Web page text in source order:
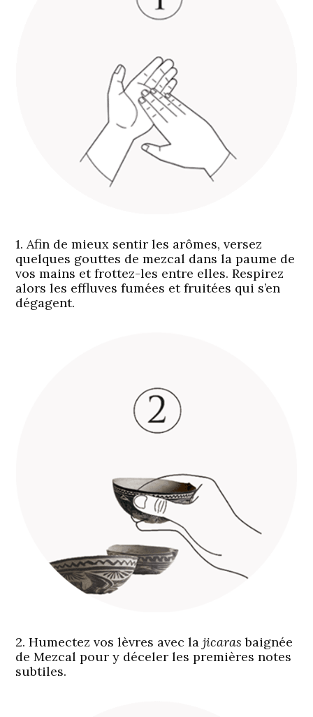
1. Afin de mieux sentir les arômes, versez
quelques gouttes de mezcal dans la paume de
vos mains et frottez-les entre elles. Respirez
alors les effluves fumées et fruitées qui s’en
dégagent.
2. Humectez vos lèvres avec lajicaras baignée
de Mezcal pour y déceler les premières notes
subtiles.